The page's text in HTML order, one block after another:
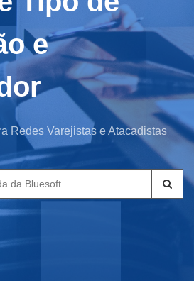
e
Redes Varejistas e Atacadistas